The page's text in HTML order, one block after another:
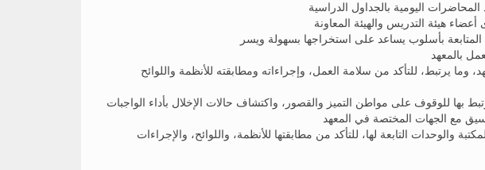
اليومية بالجداول الدراسية
وما يرتبط، للتأكد من سلامة العمل، وإجراءاته ومطابقته للأنظمة واللوائح
بها للوقوف على مواطن التميز والقصور، واكتشاف حالات الإخلال بأداء الواجبات
مع الجهات المختصة في المعهد
والوحدات التابعة لها، للتأكد من مطابقتها للأنظمة، واللوائح، والإجراءات